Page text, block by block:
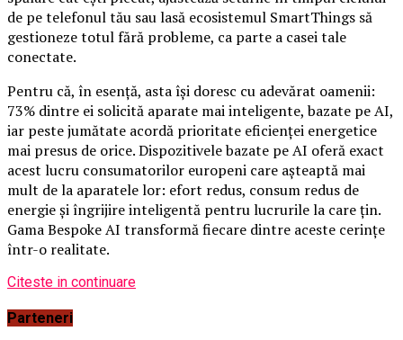
de pe telefonul tău sau lasă ecosistemul SmartThings să
gestioneze totul fără probleme, ca parte a casei tale
conectate.
Pentru că, în esență, asta își doresc cu adevărat oamenii:
73% dintre ei solicită aparate mai inteligente, bazate pe AI,
iar peste jumătate acordă prioritate eficienței energetice
mai presus de orice. Dispozitivele bazate pe AI oferă exact
acest lucru consumatorilor europeni care așteaptă mai
mult de la aparatele lor: efort redus, consum redus de
energie și îngrijire inteligentă pentru lucrurile la care țin.
Gama Bespoke AI transformă fiecare dintre aceste cerințe
într-o realitate.
Citeste in continuare
Parteneri